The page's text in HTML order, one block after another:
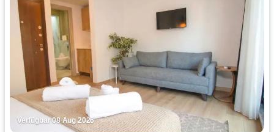
Verfügbar 08 Aug 2026